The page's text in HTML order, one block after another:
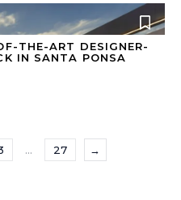
THE-ART DESIGNER-
IN SANTA PONSA
… 27 →